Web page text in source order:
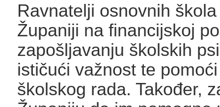
Ravnatelji osnovnih
Županiji na financijskoj
zapošljavanju školskih
ističući važnost te
školskog rada. Također,